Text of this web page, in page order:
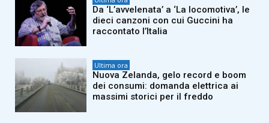
Da ‘L’avvelenata’ a ‘La locomotiva’, le
dieci canzoni con cui Guccini ha
raccontato l’Italia
Ultima ora
Nuova Zelanda, gelo record e boom
dei consumi: domanda elettrica ai
massimi storici per il freddo